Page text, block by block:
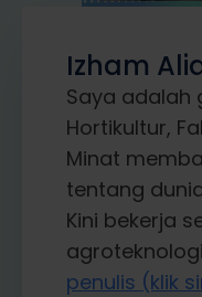
Izham
Saya adalah
Hortikultur,
Minat
tentang
Kini bekerja
penulis (klik